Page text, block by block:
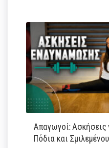
Απαγωγοί: Ασκήσεις
Πόδια και